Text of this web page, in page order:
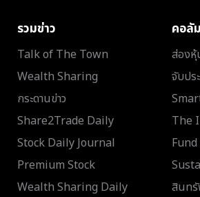
รวมข่าว
Talk of The Town
Wealth Sharing
กระดานข่าว
Share2Trade Daily
Stock Daily Journal
Premium Stock
Wealth Sharing Daily
คอลั
ส่อง
จับปร
The
สินท